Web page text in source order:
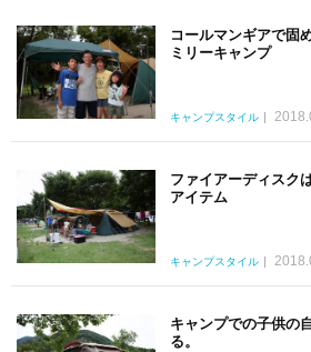
コールマンギアで固
ミリーキャンプ
キャンプスタイル
ファイアーディスク
アイテム
キャンプスタイル
キャンプでの子供の
る。